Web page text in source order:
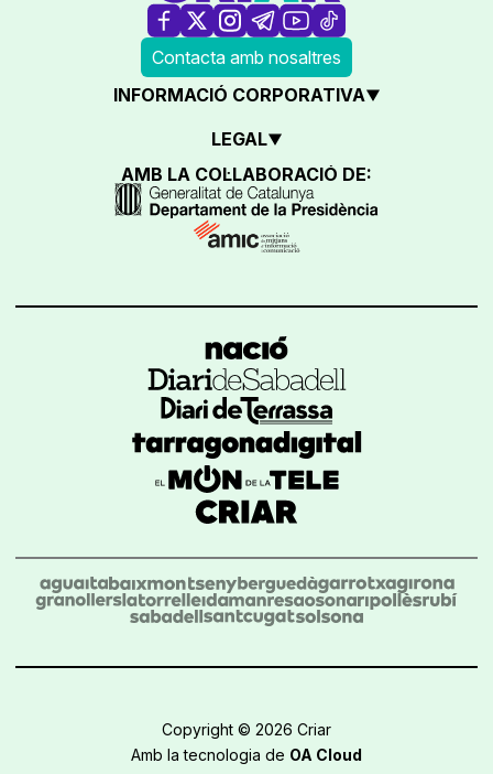
Contacta amb nosaltres
INFORMACIÓ CORPORATIVA
LEGAL
AMB LA COL·LABORACIÓ DE:
Copyright © 2026 Criar
Amb la tecnologia de OA Cloud